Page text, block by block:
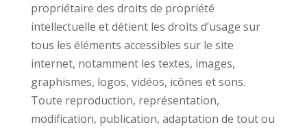
propriétaire des droits de propriété
intellectuelle et détient les droits d’usage sur
tous les éléments accessibles sur le site
internet, notamment les textes, images,
graphismes, logos, vidéos, icônes et sons.
Toute reproduction, représentation,
modification, publication, adaptation de tout ou